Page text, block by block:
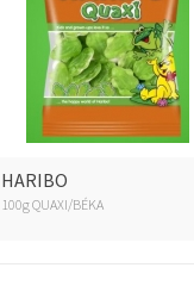
HARIBO
100g QUAXI/BÉKA